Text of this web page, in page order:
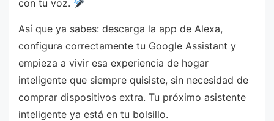
con tu voz.
Así que ya sabes: descarga la app de Alexa,
configura correctamente tu Google Assistant y
empieza a vivir esa experiencia de hogar
inteligente que siempre quisiste, sin necesidad de
comprar dispositivos extra. Tu próximo asistente
inteligente ya está en tu bolsillo.